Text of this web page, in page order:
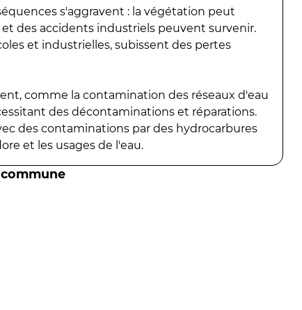
s'aggravent : la végétation peut
des accidents industriels peuvent survenir.
et industrielles, subissent des pertes
comme la contamination des réseaux d'eau
des décontaminations et réparations.
des contaminations par des hydrocarbures
et les usages de l'eau.